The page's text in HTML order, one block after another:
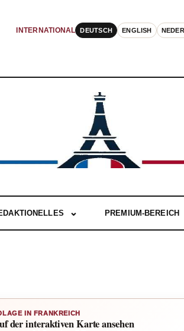
INTERNATIONAL DEUTSCH ENGLISH
PREMIUM-BEREICH
IN FRANKREICH
der interaktiven Karte ansehen